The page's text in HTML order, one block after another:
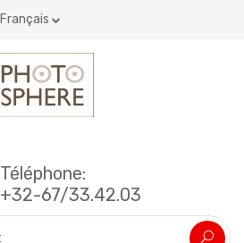
Français
Téléphone:
+32-67/33.42.03